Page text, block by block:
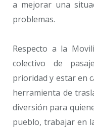
a mejorar una
problemas.
Respecto a la
colectivo de
prioridad y estar en
herramienta de
diversión para
pueblo, trabajar en